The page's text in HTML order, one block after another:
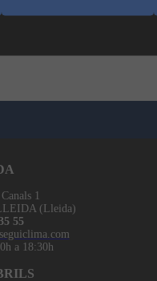
1
(Lleida)
55
a 18:30h